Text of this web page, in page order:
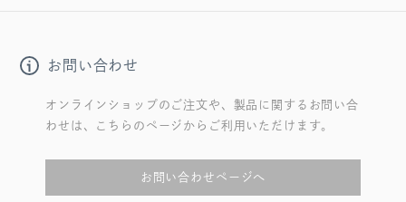
お問い合わせ
オンラインショップのご注文や、製品に関するお問い合
わせは、こちらのページからご利用いただけます。
お問い合わせページへ